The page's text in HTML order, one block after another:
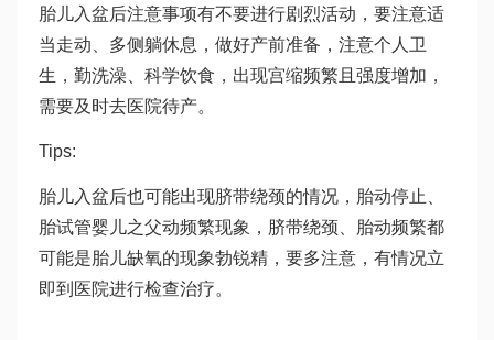
胎儿入盆后注意事项有不要进行剧烈活动，要注意适
当走动、多侧躺休息，做好产前准备，注意个人卫
生，勤洗澡、科学饮食，出现宫缩频繁且强度增加，
需要及时去医院待产。
Tips:
胎儿入盆后也可能出现脐带绕颈的情况，胎动停止、
胎试管婴儿之父动频繁现象，脐带绕颈、胎动频繁都
可能是胎儿缺氧的现象勃锐精 ，要多注意，有情况立
即到医院进行检查治疗。